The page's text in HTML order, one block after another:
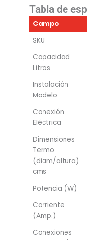
Tabla de
Campo
SKU
Capacidad
Litros
Instalación
Modelo
Conexión
Eléctrica
Dimensiones
Termo
(diam/altura)
cms
Potencia (W)
Corriente
(Amp.)
Conexiones